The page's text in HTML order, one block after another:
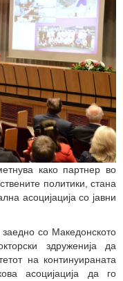
како партнер во
политики, стана
асоцијација со јавни
со Македонското
здруженија да
на континуираната
асоцијација да го